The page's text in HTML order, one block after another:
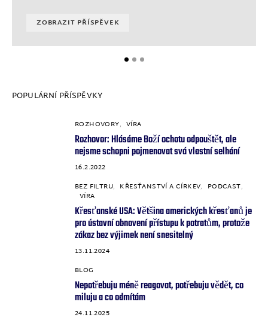
ZOBRAZIT PŘÍSPĚVEK
POPULÁRNÍ PŘÍSPĚVKY
ROZHOVORY VÍRA
Rozhovor: Hlásáme Boží ochotu odpouštět, ale
nejsme schopni pojmenovat svá vlastní selhání
16.2.2022
BEZ FILTRU KŘESŤANSTVÍ A CÍRKEV
PODCAST
VÍRA
Křesťanské USA: Většina amerických křesťanů je
pro ústavní obnovení přístupu k potratům, protože
zákaz bez výjimek není snesitelný
13.11.2024
BLOG
Nepotřebuju méně reagovat, potřebuju vědět, co
miluju a co odmítám
24.11.2025